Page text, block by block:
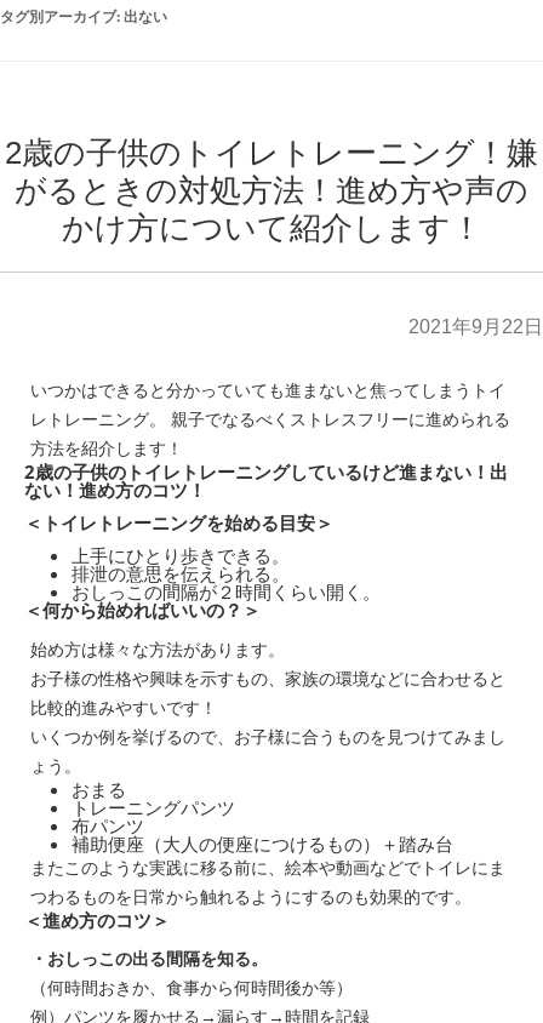
タグ別アーカイブ:出ない
2歳の子供のトイレトレーニング！嫌
がるときの対処方法！進め方や声の
かけ方について紹介します！
2021年9月22日
いつかはできると分かっていても進まないと焦ってしまうトイ
レトレーニング。 親子でなるべくストレスフリーに進められる
方法を紹介します！
2歳の子供のトイレトレーニングしているけど進まない！出
ない！進め方のコツ！
＜トイレトレーニングを始める目安＞
上手にひとり歩きできる。
排泄の意思を伝えられる。
おしっこの間隔が２時間くらい開く。
＜何から始めればいいの？＞
始め方は様々な方法があります。
お子様の性格や興味を示すもの、家族の環境などに合わせると
比較的進みやすいです！
いくつか例を挙げるので、お子様に合うものを見つけてみまし
ょう。
おまる
トレーニングパンツ
布パンツ
補助便座（大人の便座につけるもの）＋踏み台
またこのような実践に移る前に、絵本や動画などでトイレにま
つわるものを日常から触れるようにするのも効果的です。
＜進め方のコツ＞
・おしっこの出る間隔を知る。
（何時間おきか、食事から何時間後か等）
例）パンツを履かせる→漏らす→時間を記録